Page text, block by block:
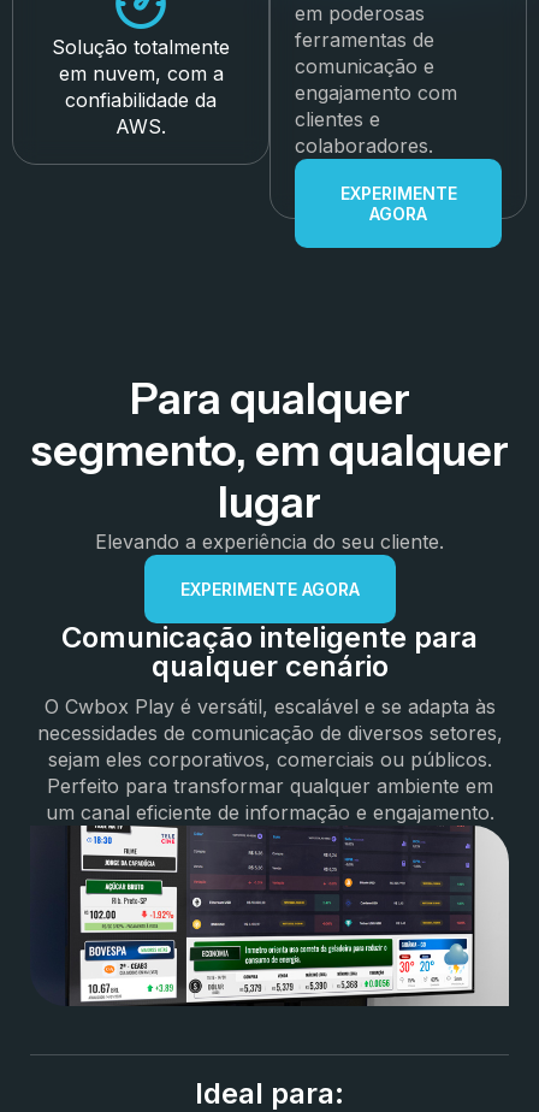
em poderosas
ferramentas de
comunicação e
engajamento com
clientes e
colaboradores.
EXPERIMENTE
AGORA
Solução totalmente
em nuvem, com a
confiabilidade da
AWS.
Para qualquer
segmento, em qualquer
lugar
Elevando a experiência do seu cliente.
EXPERIMENTE AGORA
Comunicação inteligente para
qualquer cenário
O Cwbox Play é versátil, escalável e se adapta às
necessidades de comunicação de diversos setores,
sejam eles corporativos, comerciais ou públicos.
Perfeito para transformar qualquer ambiente em
um canal eficiente de informação e engajamento.
Ideal para: